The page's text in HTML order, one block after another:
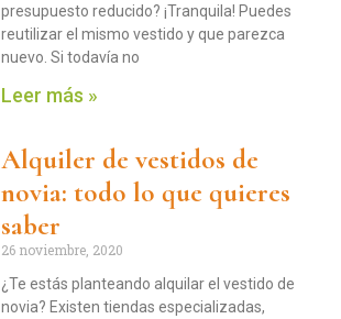
presupuesto reducido? ¡Tranquila! Puedes
reutilizar el mismo vestido y que parezca
nuevo. Si todavía no
Leer más »
Alquiler de vestidos de
novia: todo lo que quieres
saber
26 noviembre, 2020
¿Te estás planteando alquilar el vestido de
novia? Existen tiendas especializadas,